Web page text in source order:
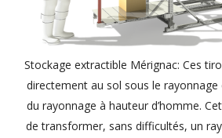
Stockage extractible Mérignac: Ces
directement au sol sous le rayonnage
du rayonnage à hauteur d’homme.
de transformer, sans difficultés, un